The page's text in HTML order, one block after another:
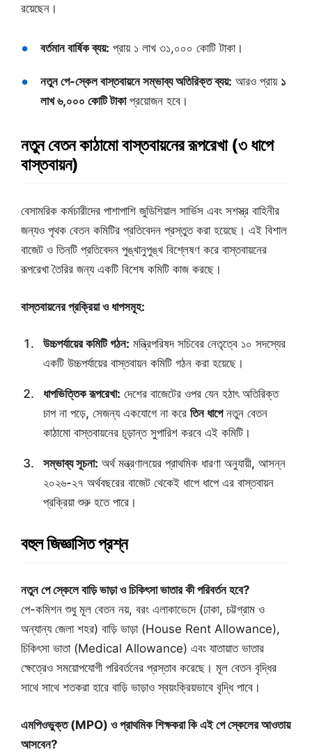
রয়েছেন।
বর্তমান বার্ষিক ব্যয়: প্রায় ১ লাখ ৩১,০০০ কোটি টাকা।
নতুন পে-স্কেল বাস্তবায়নে সম্ভাব্য অতিরিক্ত ব্যয়: আরও প্রায় ১
লাখ ৬,০০০ কোটি টাকাপ্রয়োজন হবে।
নতুন বেতন কাঠামো বাস্তবায়নের রূপরেখা (৩ ধাপে
বাস্তবায়ন)
বেসামরিক কর্মচারীদের পাশাপাশি জুডিশিয়াল সার্ভিস এবং সশস্ত্র বাহিনীর
জন্যও পৃথক বেতন কমিটির প্রতিবেদন প্রস্তুত করা হয়েছে। এই বিশাল
বাজেট ও তিনটি প্রতিবেদন পুঙ্খানুপুঙ্খ বিশ্লেষণ করে বাস্তবায়নের
রূপরেখা তৈরির জন্য একটি বিশেষ কমিটি কাজ করছে।
বাস্তবায়নের প্রক্রিয়া ও ধাপসমূহ:
উচ্চপর্যায়ের কমিটি গঠন: মন্ত্রিপরিষদ সচিবের নেতৃত্বে ১০ সদস্যের
একটি উচ্চপর্যায়ের বাস্তবায়ন কমিটি গঠন করা হয়েছে।
ধাপভিত্তিক রূপরেখা: দেশের বাজেটের ওপর যেন হঠাৎ অতিরিক্ত
চাপ না পড়ে, সেজন্য একযোগে না করে তিন ধাপেনতুন বেতন
কাঠামো বাস্তবায়নের চূড়ান্ত সুপারিশ করবে এই কমিটি।
সম্ভাব্য সূচনা: অর্থ মন্ত্রণালয়ের প্রাথমিক ধারণা অনুযায়ী, আসন্ন
২০২৬-২৭ অর্থবছরের বাজেট থেকেই ধাপে ধাপে এর বাস্তবায়ন
প্রক্রিয়া শুরু হতে পারে।
বহুল জিজ্ঞাসিত প্রশ্ন
নতুন পে স্কেলে বাড়ি ভাড়া ও চিকিৎসা ভাতার কী পরিবর্তন হবে?
পে-কমিশন শুধু মূল বেতন নয়, বরং এলাকাভেদে (ঢাকা, চট্টগ্রাম ও
অন্যান্য জেলা শহর) বাড়ি ভাড়া (House Rent Allowance),
চিকিৎসা ভাতা (Medical Allowance) এবং যাতায়াত ভাতার
ক্ষেত্রেও সময়োপযোগী পরিবর্তনের প্রস্তাব করেছে। মূল বেতন বৃদ্ধির
সাথে সাথে শতকরা হারে বাড়ি ভাড়াও স্বয়ংক্রিয়ভাবে বৃদ্ধি পাবে।
এমপিওভুক্ত (MPO) ও প্রাথমিক শিক্ষকরা কি এই পে স্কেলের আওতায়
আসবেন?